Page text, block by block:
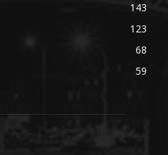
143
123
68
59